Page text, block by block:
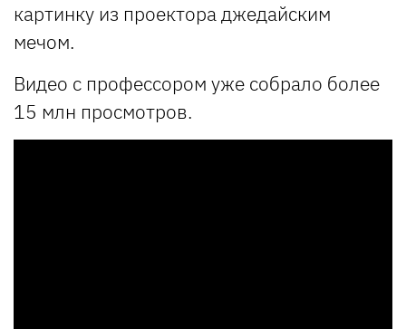
картинку из проектора джедайским
мечом.
Видео с профессором уже собрало более
15 млн просмотров.